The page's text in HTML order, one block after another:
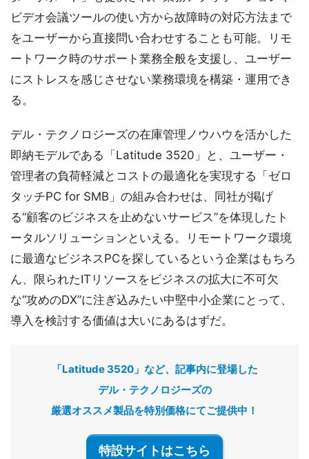
ビデオ会議ツールの使い方から故障時の対応方法まで
をユーザーから直接問い合わせすることも可能。リモ
ートワーク時のサポート業務全般を支援し、ユーザー
にストレスを感じさせない業務環境を構築・運用でき
る。
デル・テクノロジーズの在庫管理ノウハウを活かした
即納モデルである「Latitude 3520」と、ユーザー・
管理者の負荷軽減とコストの最適化を実現する「ゼロ
タッチPC for SMB」の組み合わせは、同社が掲げ
る“顧客のビジネスを止めないサービス”を体現したト
ータルソリューションといえる。リモートワーク環境
に最適なビジネスPCを探しているという企業はもちろ
ん、限られたITリソースをビジネスの拡大に不可欠
な“攻めのDX”に注ぎ込みたい中堅中小企業にとって、
導入を検討する価値は大いにあるはずだ。
「Latitude 3520」など、記事内に登場した
デル・テクノロジーズの
厳選オススメ製品を特別価格にてご提供中！
特設サイトはこちら